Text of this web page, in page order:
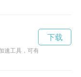
速工具，可有效提高网络连
下载